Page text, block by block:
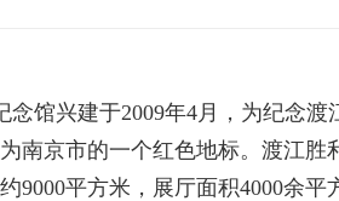
念馆兴建于2009年4月，为纪念渡
南京市的一个红色地标。渡江
9000平方米，展厅面积4000余平